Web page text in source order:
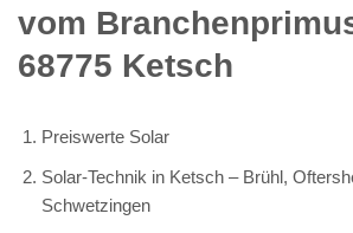
vom
68775 Ketsch
Preiswerte Solar
Solar-Technik in Ketsch – Brühl,
Schwetzingen